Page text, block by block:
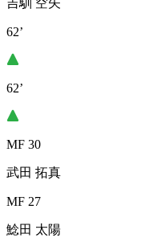
62’
62’
MF 30
武田 拓真
MF 27
鯰田 太陽